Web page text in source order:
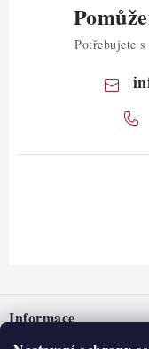
Potřebujete
pInformace